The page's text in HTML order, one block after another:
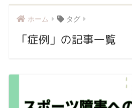
ホーム タグ
「症例」の記事一覧